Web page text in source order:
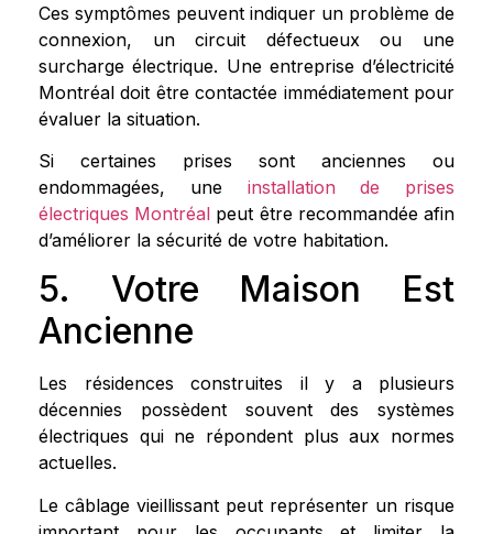
Ces symptômes peuvent indiquer un problème de
connexion, un circuit défectueux ou une
surcharge électrique. Une entreprise d’électricité
Montréal doit être contactée immédiatement pour
évaluer la situation.
Si certaines prises sont anciennes ou
endommagées, une installation de prises
électriques Montréal peut être recommandée afin
d’améliorer la sécurité de votre habitation.
5. Votre Maison Est
Ancienne
Les résidences construites il y a plusieurs
décennies possèdent souvent des systèmes
électriques qui ne répondent plus aux normes
actuelles.
Le câblage vieillissant peut représenter un risque